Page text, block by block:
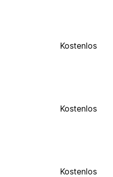
Kostenlos
Kostenlos
Kostenlos